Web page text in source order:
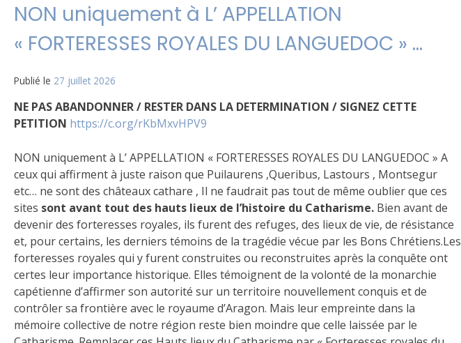
NON uniquement à L’ APPELLATION
« FORTERESSES ROYALES DU LANGUEDOC » …
Publié le 27 juillet 2026
NE PAS ABANDONNER / RESTER DANS LA DETERMINATION / SIGNEZ CETTE
PETITION https://c.org/rKbMxvHPV9
NON uniquement à L’ APPELLATION « FORTERESSES ROYALES DU LANGUEDOC » A
ceux qui affirment à juste raison que Puilaurens ,Queribus, Lastours , Montsegur
etc… ne sont des châteaux cathare , Il ne faudrait pas tout de même oublier que ces
sites sont avant tout des hauts lieux de l’histoire du Catharisme. Bien avant de
devenir des forteresses royales, ils furent des refuges, des lieux de vie, de résistance
et, pour certains, les derniers témoins de la tragédie vécue par les Bons Chrétiens.Les
forteresses royales qui y furent construites ou reconstruites après la conquête ont
certes leur importance historique. Elles témoignent de la volonté de la monarchie
capétienne d’affirmer son autorité sur un territoire nouvellement conquis et de
contrôler sa frontière avec le royaume d’Aragon. Mais leur empreinte dans la
mémoire collective de notre région reste bien moindre que celle laissée par le